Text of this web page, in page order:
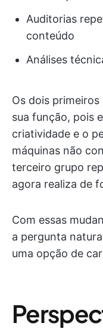
Auditorias
conteúdo
Análises
Os dois
sua função, pois
criatividade e o
máquinas não
terceiro grupo
agora realiza de
Com essas
a pergunta
uma opção de